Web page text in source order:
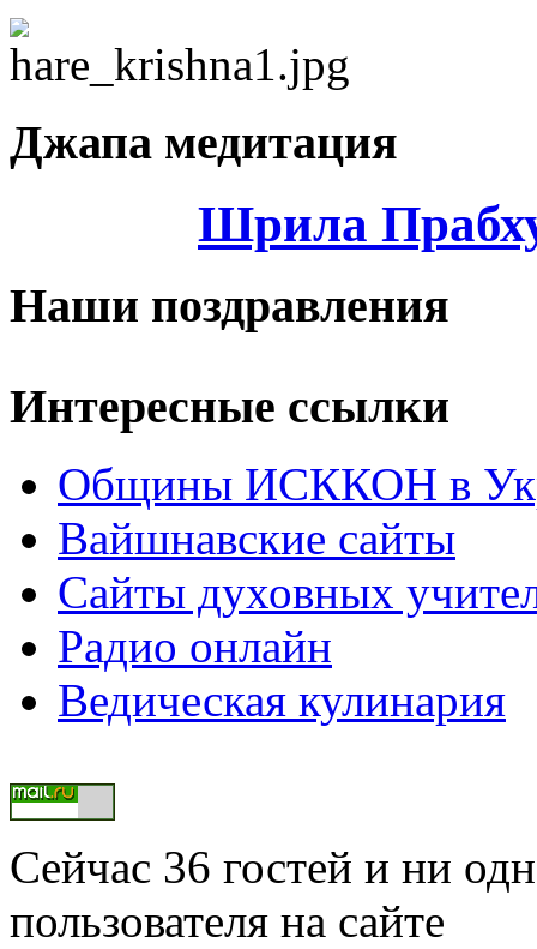
Джапа медитация
Шрила
Наши поздравления
Интересные ссылки
Общины ИСККОН в
Вайшнавские сайты
Сайты духовных
Радио онлайн
Ведическая кулинария
Сейчас 36 гостей и ни
пользователя на сайте